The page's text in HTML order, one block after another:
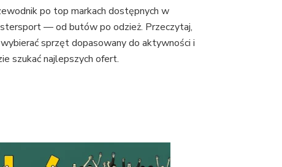
po top markach dostępnych w
— od butów po odzież. Przeczytaj,
sprzęt dopasowany do aktywności i
szukać najlepszych ofert.